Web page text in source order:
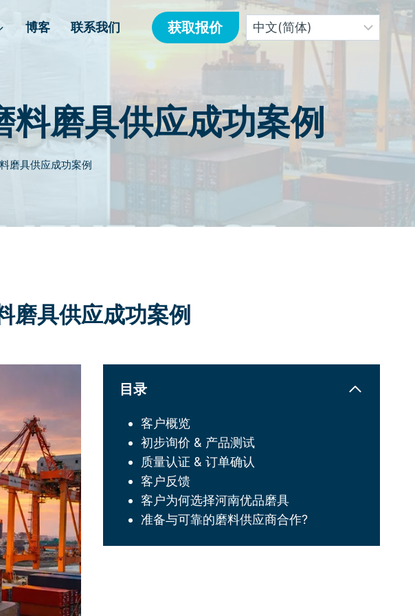
博客 联系我们 获取报价
磨具供应成功案例
磨具供应成功案例
磨具供应成功案例
目录
客户概览
初步询价 & 产品测试
质量认证 & 订单确认
客户反馈
客户为何选择河南优品磨具
准备与可靠的磨料供应商合作?